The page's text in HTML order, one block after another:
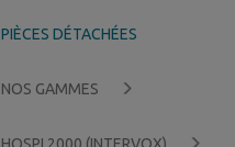
PIÈCES DÉTACHÉES
NOS GAMMES